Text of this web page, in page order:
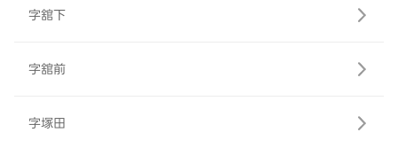
字舘下
字舘前
字塚田